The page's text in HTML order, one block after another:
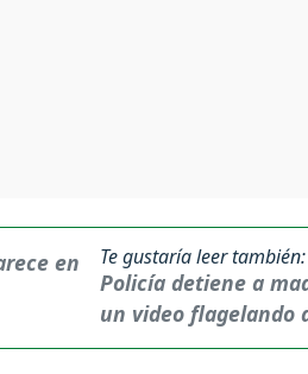
Te gustaría leer también:
Policía detiene a
un video flagelando